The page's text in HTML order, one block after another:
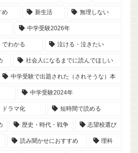
め 新生活 無理しない
中学受験2026年
でわかる 泣ける・泣きたい
社会人になるまでに読んでほしい
中学受験で出題された（されそうな）本
中学受験2024年
ドラマ化 短時間で読める
歴史・時代・戦争 志望校選び
読み聞かせにおすすめ 理科